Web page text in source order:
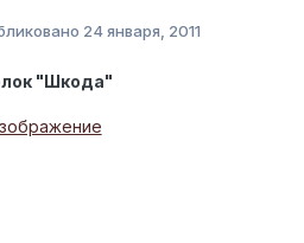
24 января, 2011
"Шкода"